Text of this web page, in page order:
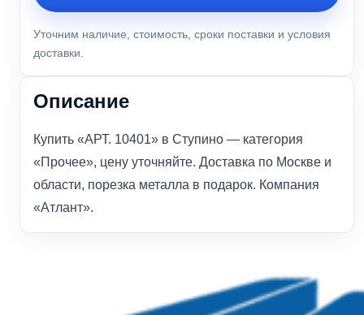
Уточним наличие, стоимость, сроки поставки и условия
доставки.
Описание
Купить «АРТ. 10401» в Ступино — категория
«Прочее», цену уточняйте. Доставка по Москве и
области, порезка металла в подарок. Компания
«Атлант».